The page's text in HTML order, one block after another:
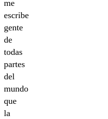
me
escribe
gente
de
todas
partes
del
mundo
que
la